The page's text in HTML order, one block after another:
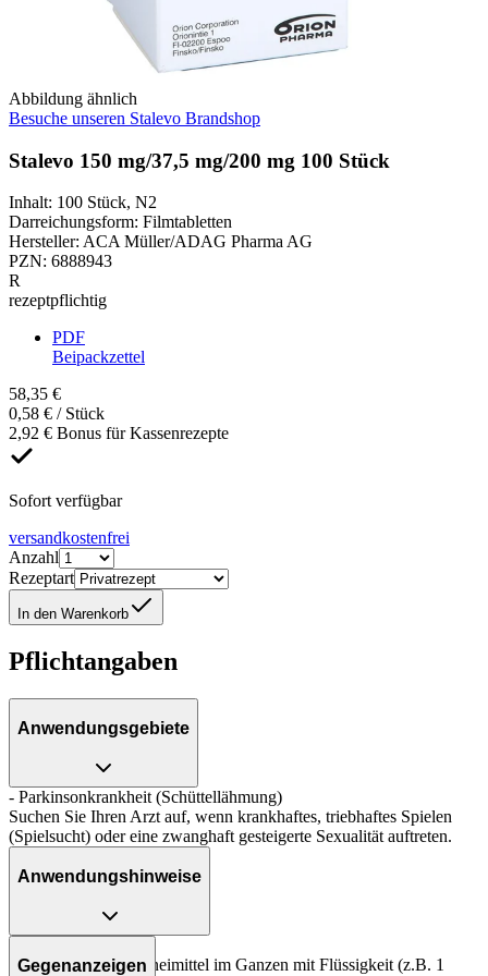
Abbildung ähnlich
Besuche unseren Stalevo Brandshop
Stalevo 150 mg/37,5 mg/200 mg 100 Stück
Inhalt: 100 Stück, N2
Darreichungsform: Filmtabletten
Hersteller: ACA Müller/ADAG Pharma AG
PZN: 6888943
R
rezeptpflichtig
PDF
Beipackzettel
58,35 €
0,58 € / Stück
2,92 € Bonus für Kassenrezepte
Sofort verfügbar
versandkostenfrei
Anzahl
Rezeptart
In den Warenkorb
Pflichtangaben
Anwendungsgebiete
- Parkinsonkrankheit (Schüttellähmung)
Suchen Sie Ihren Arzt auf, wenn krankhaftes, triebhaftes Spielen
(Spielsucht) oder eine zwanghaft gesteigerte Sexualität auftreten.
Anwendungshinweise
Art der Anwendung?
Nehmen Sie das Arzneimittel im Ganzen mit Flüssigkeit (z.B. 1
Gegenanzeigen